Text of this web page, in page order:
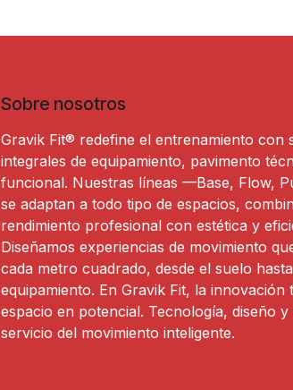
Sobre nosotros
Gravik Fit® redefine el entrenamiento con
integrales de equipamiento, pavimento
funcional. Nuestras líneas —Base, Flow,
se adaptan a todo tipo de espacios,
rendimiento profesional con estética y
Diseñamos experiencias de movimiento
cada metro cuadrado, desde el suelo
equipamiento. En Gravik Fit, la innovación
espacio en potencial. Tecnología, diseño
servicio del movimiento inteligente.